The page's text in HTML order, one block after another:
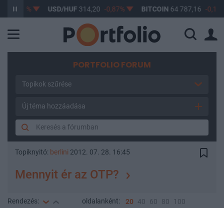
USD/HUF314,20 -0,87% BITCOIN 64 787,16 -0,19%
PORTFOLIO FORUM
Topikok szűrése
Új téma hozzáadása
Topiknyitó: berlini 2012. 07. 28. 16:45
Mennyit ér az OTP?
Rendezés: oldalanként: 20 40 60 80 100